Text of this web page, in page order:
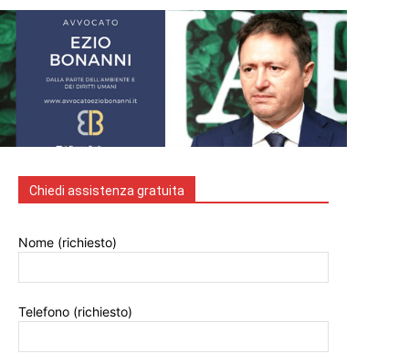
Chiedi assistenza gratuita
Nome (richiesto)
Telefono (richiesto)